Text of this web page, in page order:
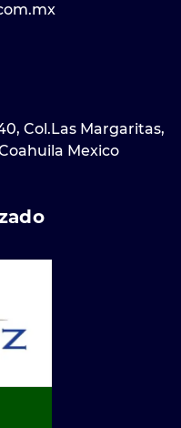
Col.Las Margaritas,
Mexico